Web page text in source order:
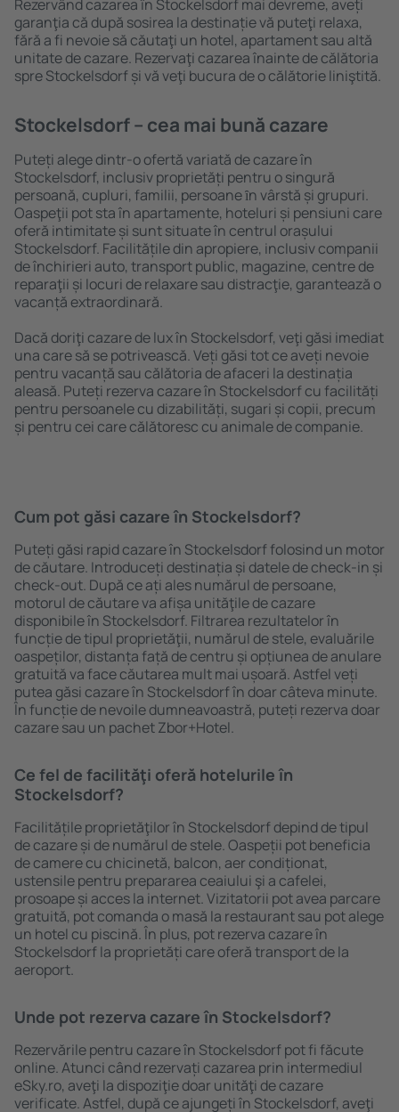
Rezervând cazarea în Stockelsdorf mai devreme, aveți
garanţia că după sosirea la destinație vă puteţi relaxa,
fără a fi nevoie să căutaţi un hotel, apartament sau altă
unitate de cazare. Rezervaţi cazarea înainte de călătoria
spre Stockelsdorf și vă veţi bucura de o călătorie liniştită.
Stockelsdorf – cea mai bună cazare
Puteți alege dintr-o ofertă variată de cazare în
Stockelsdorf, inclusiv proprietăți pentru o singură
persoană, cupluri, familii, persoane ȋn vârstă și grupuri.
Oaspeţii pot sta în apartamente, hoteluri și pensiuni care
oferă intimitate și sunt situate în centrul orașului
Stockelsdorf. Facilitățile din apropiere, inclusiv companii
de închirieri auto, transport public, magazine, centre de
reparaţii și locuri de relaxare sau distracţie, garantează o
vacanță extraordinară.
Dacă doriţi cazare de lux în Stockelsdorf, veţi găsi imediat
una care să se potrivească. Veți găsi tot ce aveți nevoie
pentru vacanță sau călătoria de afaceri la destinația
aleasă. Puteți rezerva cazare în Stockelsdorf cu facilități
pentru persoanele cu dizabilități, sugari și copii, precum
și pentru cei care călătoresc cu animale de companie.
Cum pot găsi cazare în Stockelsdorf?
Puteți găsi rapid cazare în Stockelsdorf folosind un motor
de căutare. Introduceți destinația și datele de check-in și
check-out. După ce ați ales numărul de persoane,
motorul de căutare va afișa unităţile de cazare
disponibile în Stockelsdorf. Filtrarea rezultatelor în
funcție de tipul proprietăţii, numărul de stele, evaluările
oaspeților, distanța față de centru și opțiunea de anulare
gratuită va face căutarea mult mai ușoară. Astfel veți
putea găsi cazare în Stockelsdorf în doar câteva minute.
În funcție de nevoile dumneavoastră, puteți rezerva doar
cazare sau un pachet Zbor+Hotel.
Ce fel de facilităţi oferă hotelurile în
Stockelsdorf?
Facilitățile proprietăţilor în Stockelsdorf depind de tipul
de cazare și de numărul de stele. Oaspeții pot beneficia
de camere cu chicinetă, balcon, aer condiționat,
ustensile pentru prepararea ceaiului şi a cafelei,
prosoape și acces la internet. Vizitatorii pot avea parcare
gratuită, pot comanda o masă la restaurant sau pot alege
un hotel cu piscină. În plus, pot rezerva cazare în
Stockelsdorf la proprietăți care oferă transport de la
aeroport.
Unde pot rezerva cazare în Stockelsdorf?
Rezervările pentru cazare în Stockelsdorf pot fi făcute
online. Atunci când rezervați cazarea prin intermediul
eSky.ro, aveţi la dispoziţie doar unităţi de cazare
verificate. Astfel, după ce ajungeți în Stockelsdorf, aveţi